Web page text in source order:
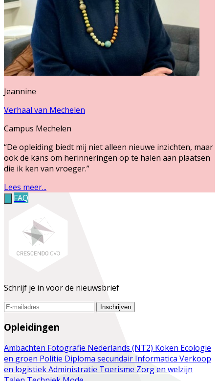
Jeannine
Verhaal van Mechelen
Campus Mechelen
“De opleiding biedt mij niet alleen nieuwe inzichten, maar
ook de kans om herinneringen op te halen aan plaatsen
die ik ken van vroeger.”
Lees meer...
FAQ
Schrijf je in voor de nieuwsbrief
Inschrijven
Opleidingen
Ambachten Fotografie Nederlands (NT2) Koken Ecologie
en groen Politie Diploma secundair Informatica Verkoop
en logistiekAdministratie Toerisme Zorg en welzijn